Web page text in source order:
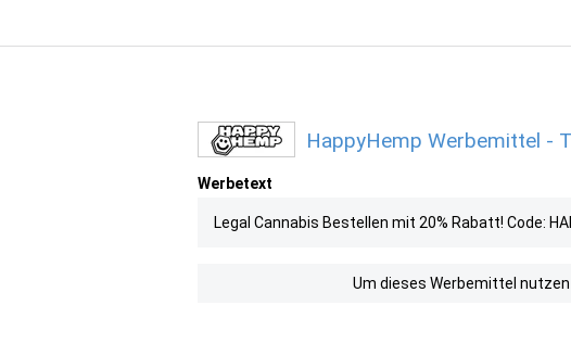
HappyHemp Werbemittel -
Werbetext
Legal Cannabis Bestellen mit 20% Rabatt! Code:
Um dieses Werbemittel